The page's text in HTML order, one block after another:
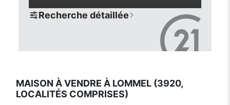
Recherche détaillée
MAISON À VENDRE À LOMMEL (3920,
LOCALITÉS COMPRISES)